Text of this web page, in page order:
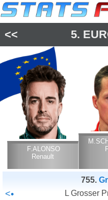
<< 5.
F.ALONSO
Renault
755.
<• L Grosser